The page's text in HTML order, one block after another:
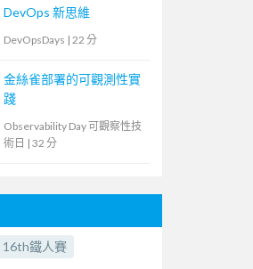
DevOps 新思維
DevOpsDays | 22 分
金絲雀部署的可觀測性實
踐
Observability Day 可觀察性技
術日 | 32 分
16th鐵人賽